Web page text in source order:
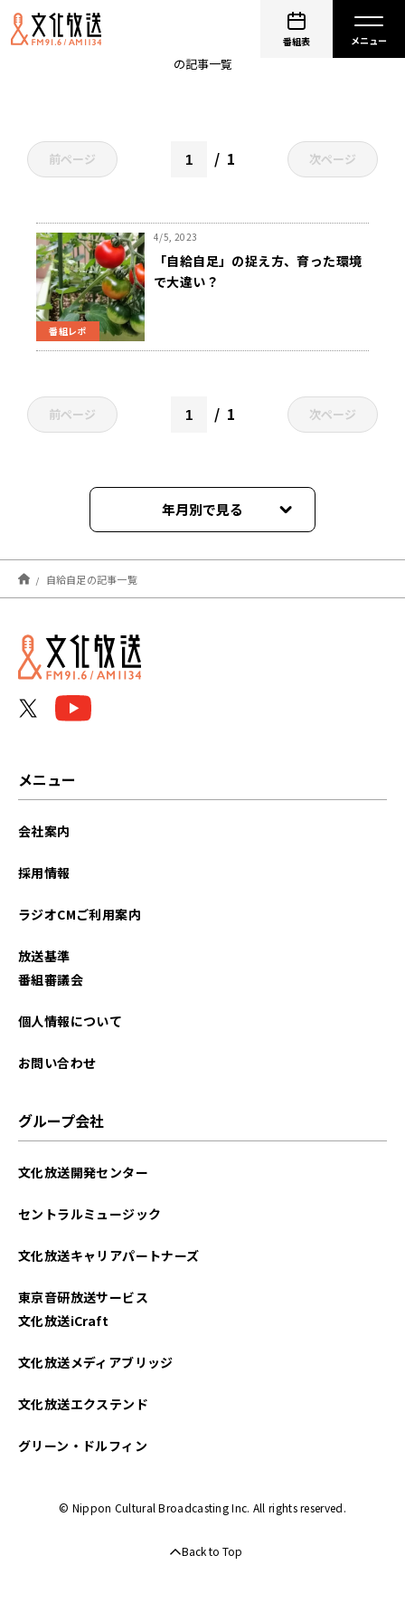
番組表
の記事一覧
前ページ 1 次ページ
番組レポ
4/5, 2023
「自給自足」の捉え方、育った環境
で大違い？
前ページ 1 次ページ
年月別で見る
2023年04月
自給自足の記事一覧
メニュー
会社案内
採用情報
ラジオCMご利用案内
放送基準
番組審議会
個人情報について
お問い合わせ
グループ会社
文化放送開発センター
セントラルミュージック
文化放送キャリアパートナーズ
東京音研放送サービス
文化放送iCraft
文化放送メディアブリッジ
文化放送エクステンド
グリーン・ドルフィン
© Nippon Cultural Broadcasting Inc. All rights reserved.
Back to Top